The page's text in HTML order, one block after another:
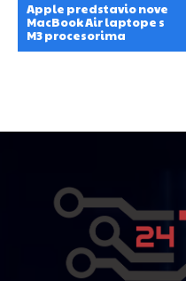
Apple predstavio nove
MacBook Air laptope s
M3 procesorima